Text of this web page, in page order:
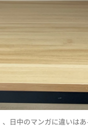
日中のマンガに違いは